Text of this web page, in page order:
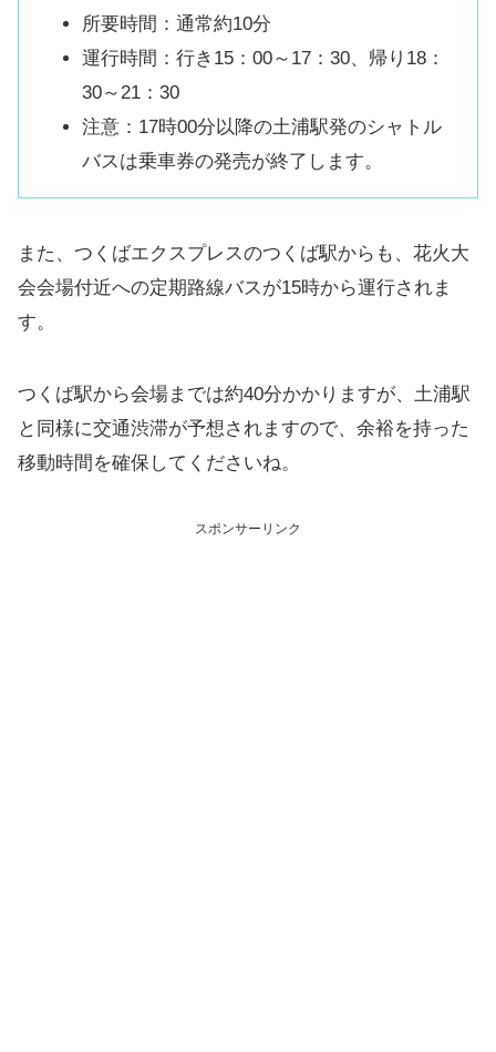
所要時間：通常約10分
運行時間：行き15：00～17：30、帰り18：
30～21：30
注意：17時00分以降の土浦駅発のシャトル
バスは乗車券の発売が終了します。
また、つくばエクスプレスのつくば駅からも、花火大
会会場付近への定期路線バスが15時から運行されま
す。
つくば駅から会場までは約40分かかりますが、土浦駅
と同様に交通渋滞が予想されますので、余裕を持った
移動時間を確保してくださいね。
スポンサーリンク